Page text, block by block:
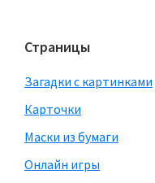
Страницы
Загадки с картинками
Карточки
Маски из бумаги
Онлайн игры